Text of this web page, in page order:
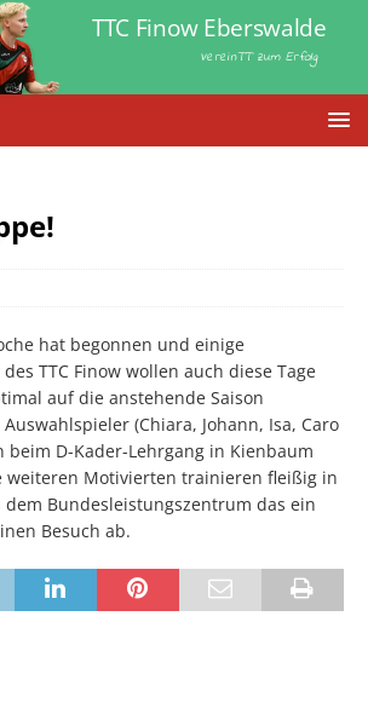
VereinTT zum Erfolg
TTC Finow Eberswalde
hat begonnen und einige
TTC Finow wollen auch diese Tage
auf die anstehende Saison
(Chiara, Johann, Isa, Caro
beim D-Kader-Lehrgang in Kienbaum
weiteren Motivierten trainieren fleißig in
dem Bundesleistungszentrum das ein
Besuch ab.